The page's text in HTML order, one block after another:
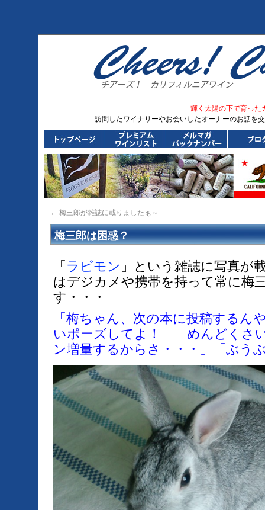
輝く太陽の下で育った
訪問したワイナリーやお会いしたオーナーのお話を
← 梅三郎が雑誌に載りましたぁ～
梅三郎は困惑？
「 ラビモン 」という雑誌に写真が
はデジカメや携帯を持って常に梅
す・・・
「梅ちゃん、次の本に投稿するん
いポーズしてよ！」「めんどくさ
ン増量するからさ・・・」「ぶう